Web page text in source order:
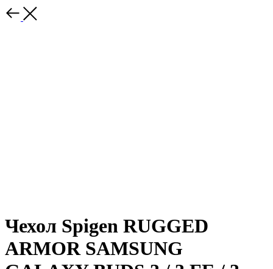
Чехол Spigen RUGGED
ARMOR SAMSUNG